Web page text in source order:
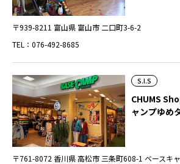
〒939-8211 富山県 富山市 二口町3-6-2
TEL：076-492-8685
S.I.S
CHUMS
ャンプゆめ
〒761-8072 香川県 高松市 三条町608-1 ベースキ